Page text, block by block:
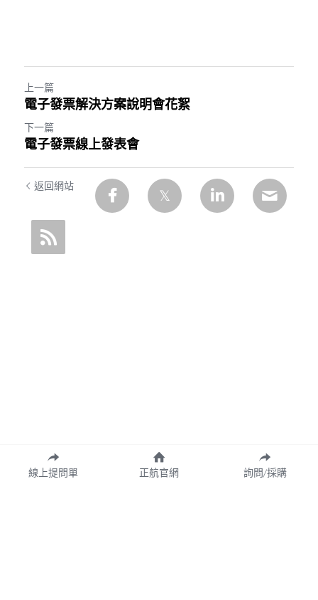
上一篇
電子發票解決方案說明會花絮
下一篇
電子發票線上發表會
返回網站
線上提問單 正航官網 詢問/採購